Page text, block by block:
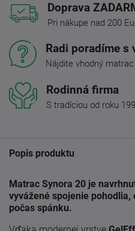
Doprava
Pri nákupe nad 200
Radi poradíme s
Nájdite vhodný matrac
Rodinná firma
S tradíciou od roku
Popis produktu
Matrac Synora 20 je
vyvážené spojenie
počas spánku.